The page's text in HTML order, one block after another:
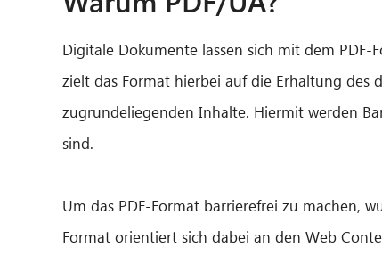
Digitale Dokumente lassen sich mit dem
zielt das Format hierbei auf die Erhaltung des
zugrundeliegenden Inhalte. Hiermit werden
sind.
Um das PDF-Format barrierefrei zu machen,
Format orientiert sich dabei an den Web